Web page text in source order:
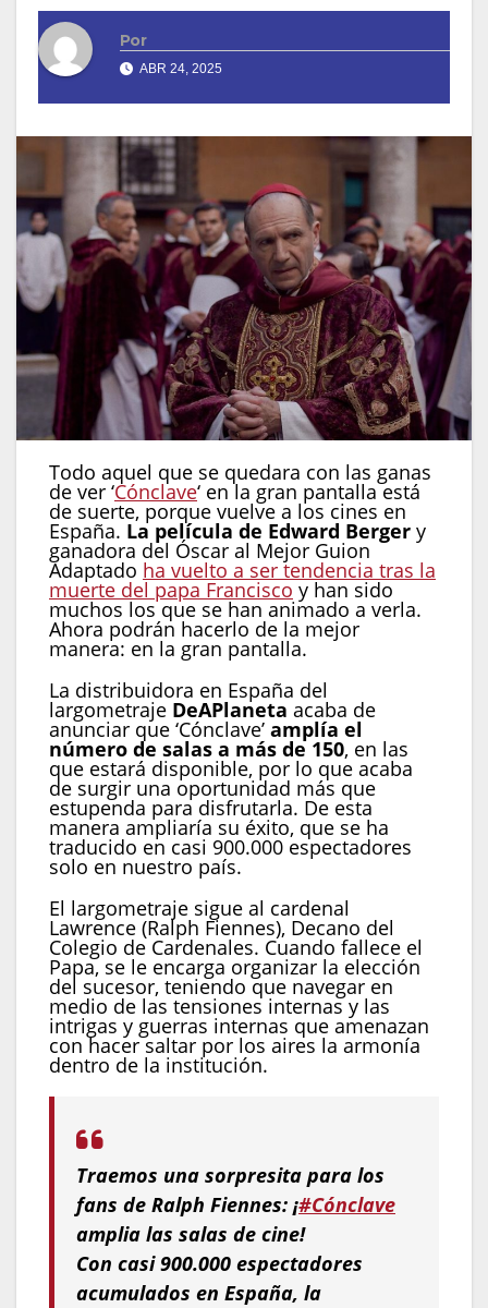
Por
ABR 24, 2025
Todo aquel que se quedara con las ganas
de ver ‘Cónclave‘ en la gran pantalla está
de suerte, porque vuelve a los cines en
España. La película de Edward Berger y
ganadora del Óscar al Mejor Guion
Adaptado ha vuelto a ser tendencia tras la
muerte del papa Francisco y han sido
muchos los que se han animado a verla.
Ahora podrán hacerlo de la mejor
manera: en la gran pantalla.
La distribuidora en España del
largometraje DeAPlaneta acaba de
anunciar que ‘Cónclave’ amplía el
número de salas a más de 150, en las
que estará disponible, por lo que acaba
de surgir una oportunidad más que
estupenda para disfrutarla. De esta
manera ampliaría su éxito, que se ha
traducido en casi 900.000 espectadores
solo en nuestro país.
El largometraje sigue al cardenal
Lawrence (Ralph Fiennes), Decano del
Colegio de Cardenales. Cuando fallece el
Papa, se le encarga organizar la elección
del sucesor, teniendo que navegar en
medio de las tensiones internas y las
intrigas y guerras internas que amenazan
con hacer saltar por los aires la armonía
dentro de la institución.
Traemos una sorpresita para los
fans de Ralph Fiennes: ¡#Cónclave
amplia las salas de cine!
Con casi 900.000 espectadores
acumulados en España, la